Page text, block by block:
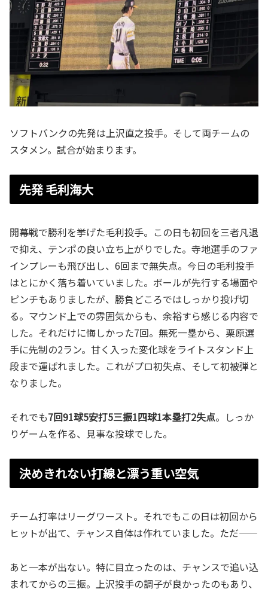
ソフトバンクの先発は上沢直之投手。そして両チームの
スタメン。試合が始まります。
先発 毛利海大
開幕戦で勝利を挙げた毛利投手。この日も初回を三者凡退
で抑え、テンポの良い立ち上がりでした。寺地選手のファ
インプレーも飛び出し、6回まで無失点。今日の毛利投手
はとにかく落ち着いていました。ボールが先行する場面や
ピンチもありましたが、勝負どころではしっかり投げ切
る。マウンド上での雰囲気からも、余裕すら感じる内容で
した。それだけに悔しかった7回。無死一塁から、栗原選
手に先制の2ラン。甘く入った変化球をライトスタンド上
段まで運ばれました。これがプロ初失点、そして初被弾と
なりました。
それでも7回91球5安打5三振1四球1本塁打2失点。しっか
りゲームを作る、見事な投球でした。
決めきれない打線と漂う重い空気
チーム打率はリーグワースト。それでもこの日は初回から
ヒットが出て、チャンス自体は作れていました。ただ——
あと一本が出ない。特に目立ったのは、チャンスで追い込
まれてからの三振。上沢投手の調子が良かったのもあり、